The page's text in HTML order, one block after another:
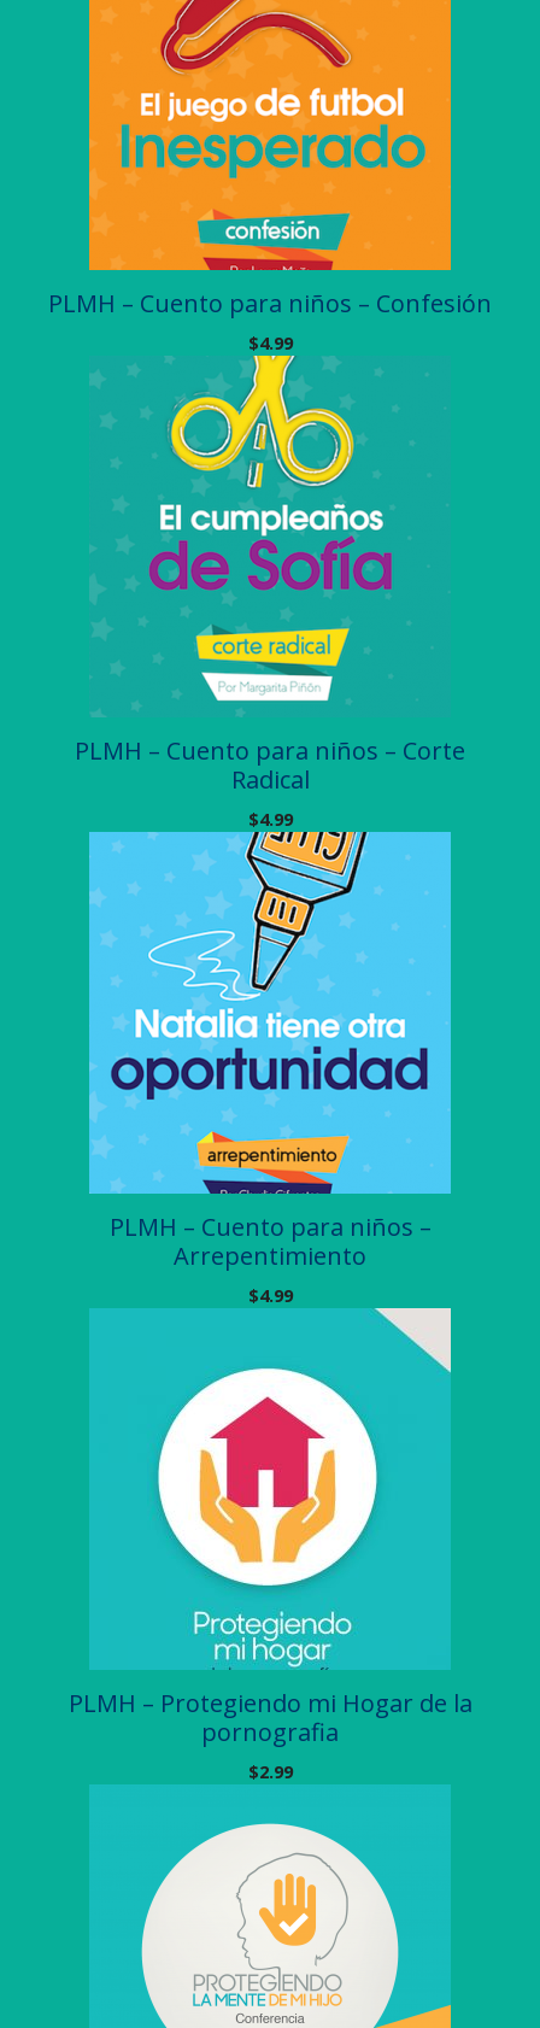
PLMH – Cuento para niños – Confesión
$4.99
PLMH – Cuento para niños – Corte
Radical
$4.99
PLMH – Cuento para niños –
Arrepentimiento
$4.99
PLMH – Protegiendo mi Hogar de la
pornografia
$2.99